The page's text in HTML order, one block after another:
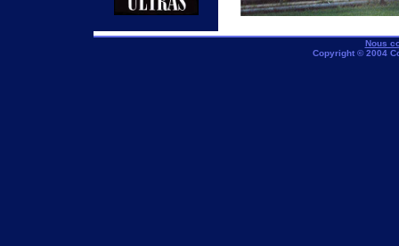
Nous
Copyright © 2004